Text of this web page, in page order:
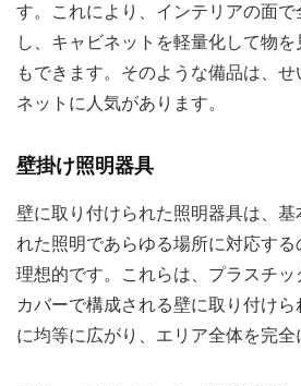
す。これにより、インテリアの面
し、キャビネットを軽量化して物
もできます。そのような備品は、
ネットに人気があります。
壁掛け照明器具
壁に取り付けられた照明器具は、
れた照明であらゆる場所に対応する
理想的です。これらは、プラスチ
カバーで構成される壁に取り付け
に均等に広がり、エリア全体を完全